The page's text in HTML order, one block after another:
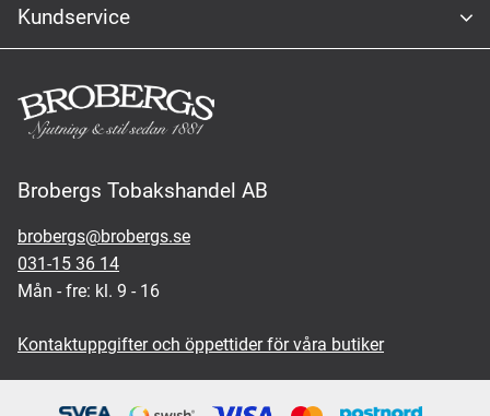
Kundservice
Brobergs Tobakshandel AB
brobergs@brobergs.se
031-15 36 14
Mån - fre: kl. 9 - 16
Kontaktuppgifter och öppettider för våra butiker